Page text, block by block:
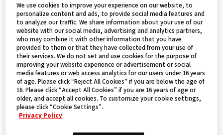
開催日
3月15日(土)～16日(日)
当日参加コンテンツ参加者入場受付時間
10:00～19:00
We use cookies to improve your experience on our website, to
personalize content and ads, to provide social media features and
to analyze our traffic. We share information about your use of our
website with our social media, advertising and analytics partners,
who may combine it with other information that you have
provided to them or that they have collected from your use of
their services. We do not set and use cookies for the purpose of
improving your website experience or advertisement or social
media features or web access analytics for our users under 16 years
of age. Please click “Reject All Cookies” if you are below the age of
16. Please click “Accept All Cookies” if you are 16 years of age or
older, and accept all cookies. To customize your cookie settings,
please click “Cookie Settings”.
Privacy Policy